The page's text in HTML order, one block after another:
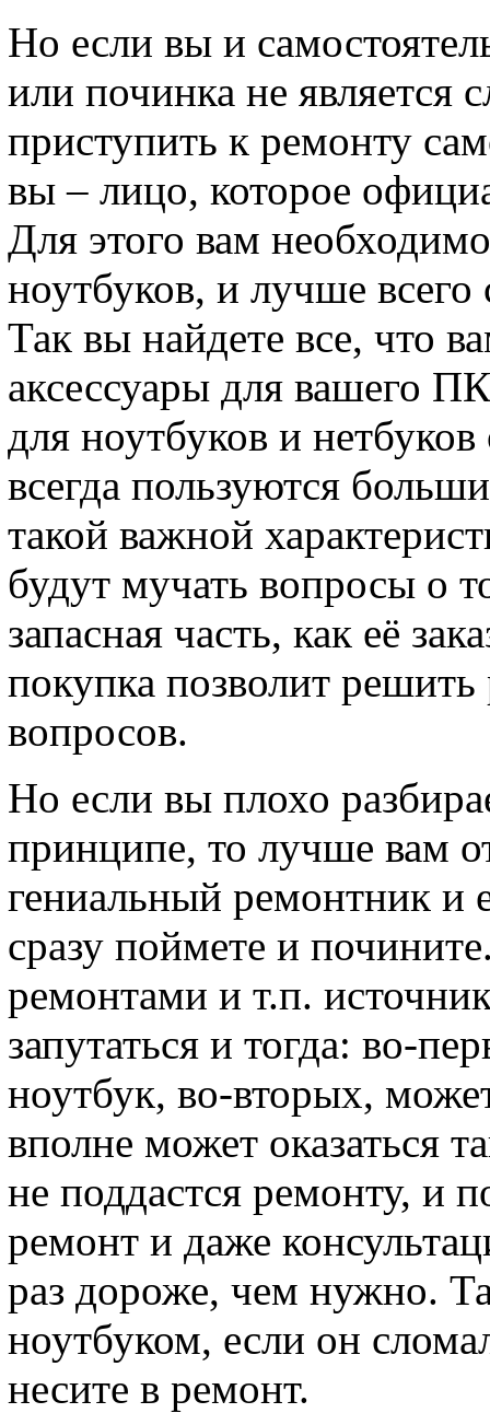
Но если вы и
или починка не является
приступить к ремонту
вы – лицо, которое
Для этого вам
ноутбуков, и лучше всего
Так вы найдете все, что
аксессуары для вашего
для ноутбуков и
всегда пользуются
такой важной
будут мучать вопросы о
запасная часть, как её
покупка позволит
вопросов.
Но если вы плохо
принципе, то лучше вам
гениальный ремонтник и
сразу поймете и
ремонтами и т.п.
запутаться и тогда: во-
ноутбук, во-вторых,
вполне может оказаться
не поддастся ремонту, и
ремонт и даже
раз дороже, чем нужно.
ноутбуком, если он
несите в ремонт.